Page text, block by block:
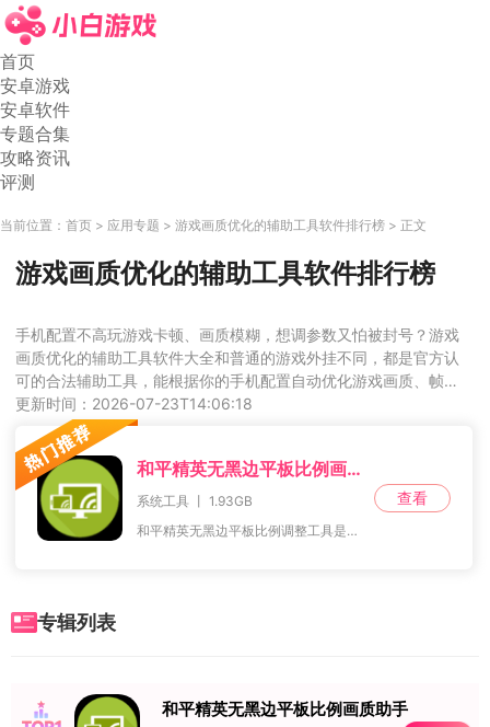
首页
安卓游戏
安卓软件
专题合集
攻略资讯
评测
当前位置： 首页 应用专题 游戏画质优化的辅助工具软件排行榜 正文
游戏画质优化的辅助工具软件排行榜
手机配置不高玩游戏卡顿、画质模糊，想调参数又怕被封号？游戏
画质优化的辅助工具软件大全和普通的游戏外挂不同，都是官方认
可的合法辅助工具，能根据你的手机配置自动优化游戏画质、帧
率，还能调整界面比例、按键位置，让你玩游戏的时候更流畅，操
作更顺手，提高你的游戏体验。
更新时间：2026-07-23T14:06:18
和平精英无黑边平板比例画质助手
系统工具 丨 1.93GB
和平精英无黑边平板比例调整工具是一款可改变显示比例的画质优化软件，无需Root权限即可免费调整为你喜欢的平板显示比例，非常便捷。和平精英无黑边平板比例修改
查看
专辑列表
NO.1 和平精英无黑边平板比例画质助手